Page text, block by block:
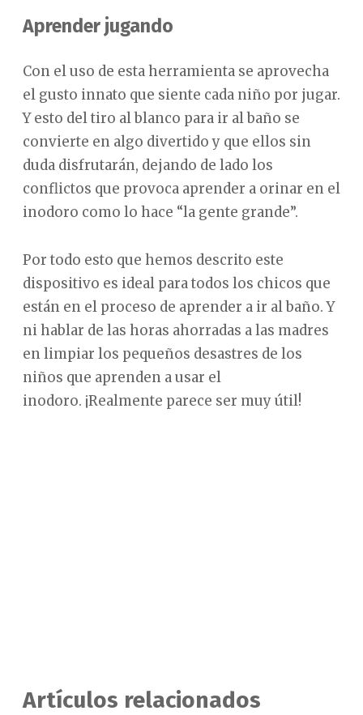
Aprender jugando
Con el uso de esta herramienta se aprovecha
el gusto innato que siente cada niño por jugar.
Y esto del tiro al blanco para ir al baño se
convierte en algo divertido y que ellos sin
duda disfrutarán, dejando de lado los
conflictos que provoca aprender a orinar en el
inodoro como lo hace “la gente grande”.
Por todo esto que hemos descrito este
dispositivo es ideal para todos los chicos que
están en el proceso de aprender a ir al baño. Y
ni hablar de las horas ahorradas a las madres
en limpiar los pequeños desastres de los
niños que aprenden a usar el
inodoro. ¡Realmente parece ser muy útil!
Artículos relacionados